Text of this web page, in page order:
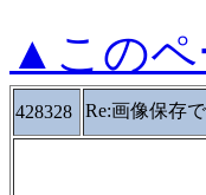
▲このペ
428328 Re:画像保存